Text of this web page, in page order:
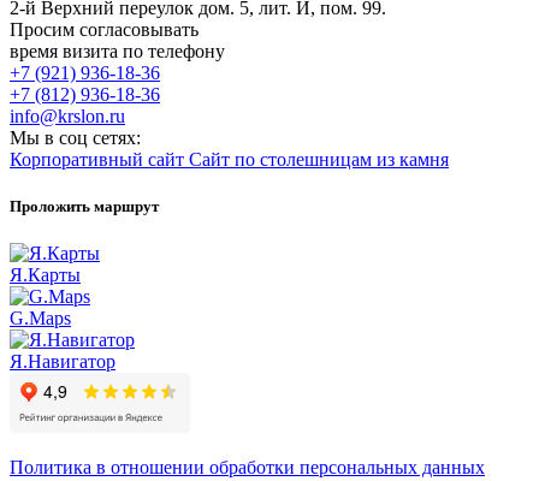
2-й Верхний переулок дом. 5, лит. И, пом. 99.
Просим согласовывать
время визита по телефону
+7 (921) 936-18-36
+7 (812) 936-18-36
info@krslon.ru
Мы в соц сетях:
Корпоративный сайт Сайт по столешницам из камня
Проложить маршрут
Я.Карты
G.Maps
Я.Навигатор
Политика в отношении обработки персональных данных